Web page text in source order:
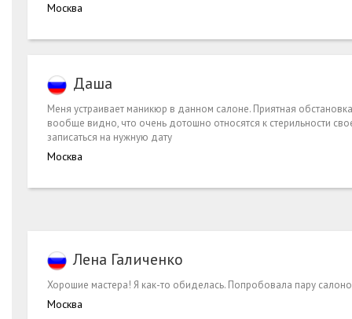
Москва
Даша
Меня устраивает маникюр в данном салоне. Приятная
вообще видно, что очень дотошно относятся к стерильности
записаться на нужную дату
Москва
Лена Галиченко
Хорошие мастера! Я как-то обиделась. Попробовала пару
Москва